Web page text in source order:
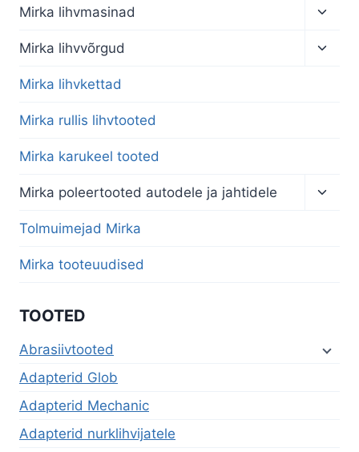
Mirka lihvmasinad
menu
Mirka lihvvõrgud
Mirka lihvkettad
Mirka rullis lihvtooted
Mirka karukeel tooted
Mirka poleertooted autodele ja jahtidele
Tolmuimejad Mirka
Mirka tooteuudised
TOOTED
Abrasiivtooted
Adapterid Glob
Adapterid Mechanic
Adapterid nurklihvijatele